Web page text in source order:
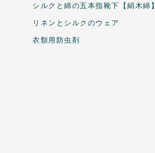
シルクと綿の五本指靴下【絹木綿】
リネンとシルクのウェア
衣類用防虫剤